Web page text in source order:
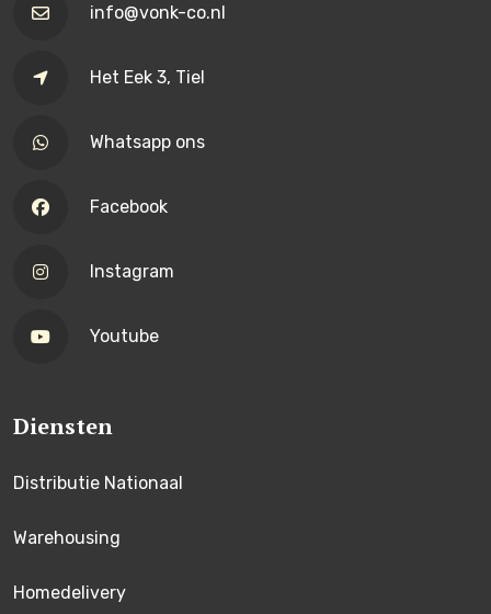
info@vonk-co.nl
Het Eek 3, Tiel
Whatsapp ons
Facebook
Instagram
Youtube
Diensten
Distributie Nationaal
Warehousing
Homedelivery